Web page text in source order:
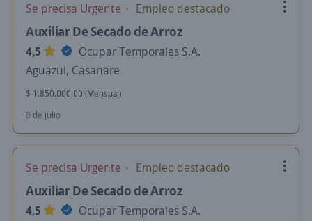
Se precisa Urgente Empleo destacado
Auxiliar De Secado de Arroz
4,5
Ocupar Temporales S.A.
Aguazul, Casanare
$ 1.850.000,00 (Mensual)
8 de julio
Se precisa Urgente Empleo destacado
Auxiliar De Secado de Arroz
4,5
Ocupar Temporales S.A.